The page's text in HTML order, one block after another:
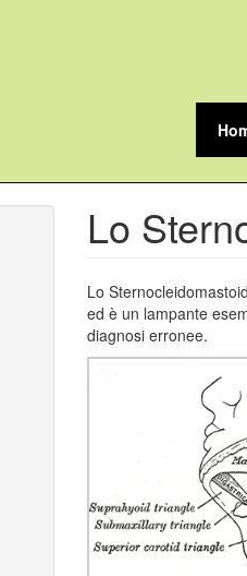
Lo
Lo
ed è un lampante
diagnosi erronee.